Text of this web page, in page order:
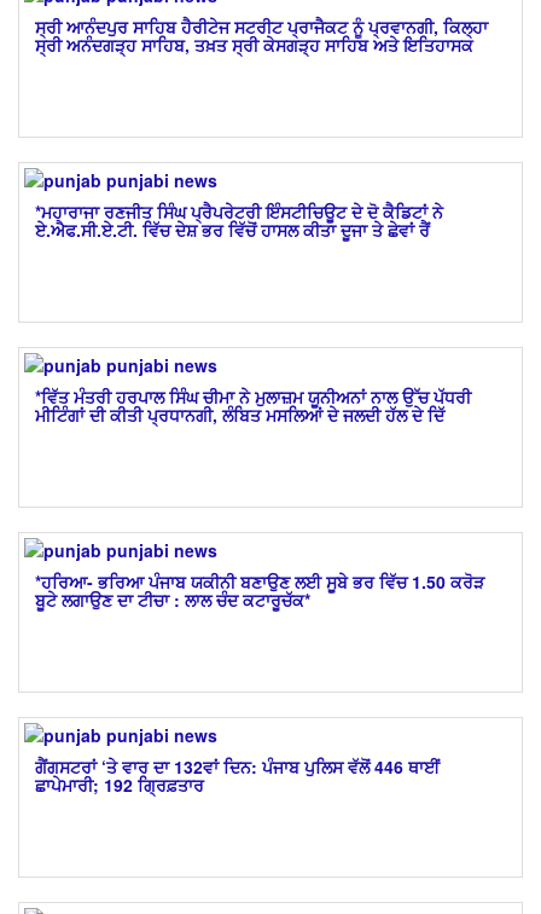
ਸ੍ਰੀ ਆਨੰਦਪੁਰ ਸਾਹਿਬ ਹੈਰੀਟੇਜ ਸਟਰੀਟ ਪ੍ਰਾਜੈਕਟ ਨੂੰ ਪ੍ਰਵਾਨਗੀ, ਕਿਲ੍ਹਾ
ਸ੍ਰੀ ਅਨੰਦਗੜ੍ਹ ਸਾਹਿਬ, ਤਖ਼ਤ ਸ੍ਰੀ ਕੇਸਗੜ੍ਹ ਸਾਹਿਬ ਅਤੇ ਇਤਿਹਾਸਕ
*ਮਹਾਰਾਜਾ ਰਣਜੀਤ ਸਿੰਘ ਪ੍ਰੈਪਰੇਟਰੀ ਇੰਸਟੀਚਿਊਟ ਦੇ ਦੋ ਕੈਡਿਟਾਂ ਨੇ
ਏ.ਐਫ.ਸੀ.ਏ.ਟੀ. ਵਿੱਚ ਦੇਸ਼ ਭਰ ਵਿੱਚੋਂ ਹਾਸਲ ਕੀਤਾ ਦੂਜਾ ਤੇ ਛੇਵਾਂ ਰੈਂ
*ਵਿੱਤ ਮੰਤਰੀ ਹਰਪਾਲ ਸਿੰਘ ਚੀਮਾ ਨੇ ਮੁਲਾਜ਼ਮ ਯੂਨੀਅਨਾਂ ਨਾਲ ਉੱਚ ਪੱਧਰੀ
ਮੀਟਿੰਗਾਂ ਦੀ ਕੀਤੀ ਪ੍ਰਧਾਨਗੀ, ਲੰਬਿਤ ਮਸਲਿਆਂ ਦੇ ਜਲਦੀ ਹੱਲ ਦੇ ਦਿੱ
*ਹਰਿਆ- ਭਰਿਆ ਪੰਜਾਬ ਯਕੀਨੀ ਬਣਾਉਣ ਲਈ ਸੂਬੇ ਭਰ ਵਿੱਚ 1.50 ਕਰੋੜ
ਬੂਟੇ ਲਗਾਉਣ ਦਾ ਟੀਚਾ : ਲਾਲ ਚੰਦ ਕਟਾਰੂਚੱਕ*
ਗੈਂਗਸਟਰਾਂ ‘ਤੇ ਵਾਰ ਦਾ 132ਵਾਂ ਦਿਨ: ਪੰਜਾਬ ਪੁਲਿਸ ਵੱਲੋਂ 446 ਥਾਈਂ
ਛਾਪੇਮਾਰੀ; 192 ਗ੍ਰਿਫ਼ਤਾਰ